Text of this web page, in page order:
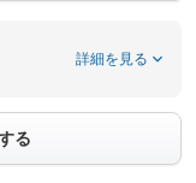
詳細を見る
る